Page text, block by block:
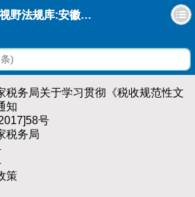
会计视野法规库:安徽省国家税务局关于学习贯彻《税收规范性文件制定管理办法》的通知
税务局关于学习贯彻《税收规范性文
知
号
税务局
策